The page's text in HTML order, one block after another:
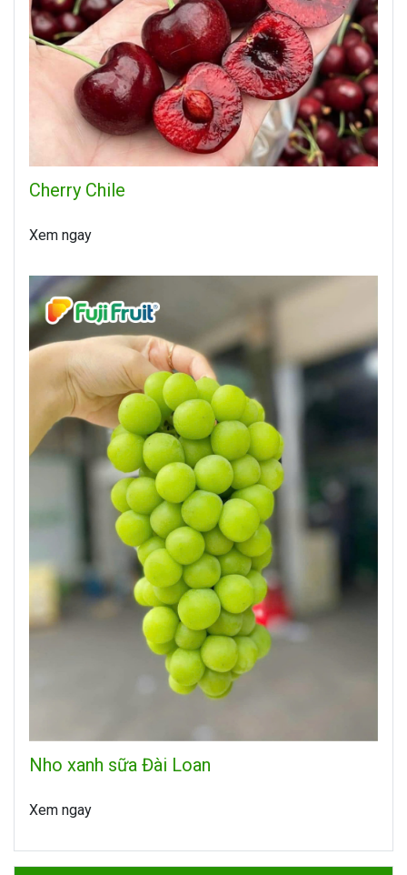
Cherry Chile
Xem ngay
Nho xanh sữa Đài Loan
Xem ngay